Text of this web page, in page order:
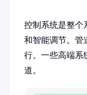
控制系统是整个
和智能调节。管
行。一些高端系
道。